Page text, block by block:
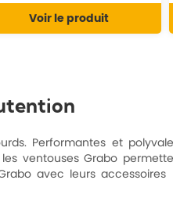
Voir le produit
Performantes et
ventouses Grabo
avec leurs